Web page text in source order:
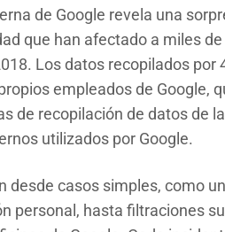
de Google revela una
que han afectado a miles
Los datos recopilados por
empleados de Google,
de recopilación de datos de
utilizados por Google.
desde casos simples, como
personal, hasta filtraciones